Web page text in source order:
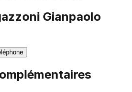
Gianpaolo